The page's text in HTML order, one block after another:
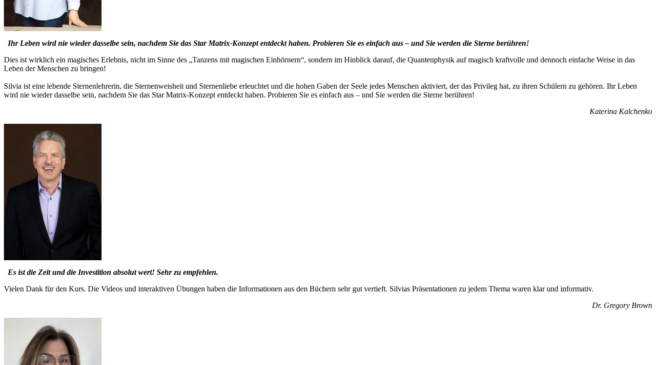
Ihr Leben wird nie wieder dasselbe sein, nachdem Sie das Star Matrix-Konzept entdeckt haben. Probieren Sie es einfach aus – und Sie werden die Sterne berühren!
Dies ist wirklich ein magisches Erlebnis, nicht im Sinne des „Tanzens mit magischen Einhörnern“, sondern im Hinblick darauf, die Quantenphysik auf magisch kraftvolle und dennoch einfache Weise in das
Leben der Menschen zu bringen!
Silvia ist eine lebende Sternenlehrerin, die Sternenweisheit und Sternenliebe erleuchtet und die hohen Gaben der Seele jedes Menschen aktiviert, der das Privileg hat, zu ihren Schülern zu gehören. Ihr Leben
wird nie wieder dasselbe sein, nachdem Sie das Star Matrix-Konzept entdeckt haben. Probieren Sie es einfach aus – und Sie werden die Sterne berühren!
Katerina Kalchenko
Es ist die Zeit und die Investition absolut wert! Sehr zu empfehlen.
Vielen Dank für den Kurs. Die Videos und interaktiven Übungen haben die Informationen aus den Büchern sehr gut vertieft. Silvias Präsentationen zu jedem Thema waren klar und informativ.
Dr. Gregory Brown